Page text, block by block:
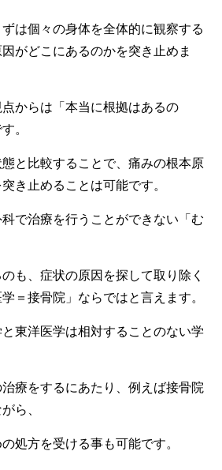
は個々の身体を全体的に観察する
がどこにあるのかを突き止めま
からは「本当に根拠はあるの
。
と比較することで、痛みの根本原
き止めることは可能です。
で治療を行うことができない「む
も、症状の原因を探して取り除く
＝接骨院」ならではと言えます。
東洋医学は相対することのない学
療をするにあたり、例えば接骨院
ら、
処方を受ける事も可能です。